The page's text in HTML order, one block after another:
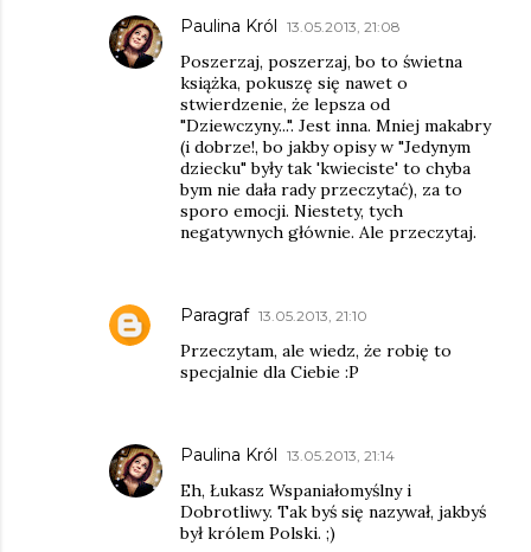
Paulina Król 13.05.2013, 21:08
Poszerzaj, poszerzaj, bo to świetna
książka, pokuszę się nawet o
stwierdzenie, że lepsza od
"Dziewczyny...". Jest inna. Mniej makabry
(i dobrze!, bo jakby opisy w "Jedynym
dziecku" były tak 'kwieciste' to chyba
bym nie dała rady przeczytać), za to
sporo emocji. Niestety, tych
negatywnych głównie. Ale przeczytaj.
Paragraf 13.05.2013, 21:10
Przeczytam, ale wiedz, że robię to
specjalnie dla Ciebie :P
Paulina Król 13.05.2013, 21:14
Eh, Łukasz Wspaniałomyślny i
Dobrotliwy. Tak byś się nazywał, jakbyś
był królem Polski. ;)